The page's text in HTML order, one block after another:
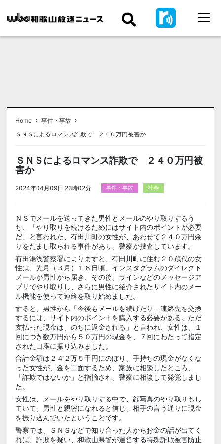
Home › 事件・事故 ›
ＳＮＳによるロマンス詐欺で ２４０万円被害か
ＳＮＳによるロマンス詐欺で ２４０万円被
害か
2024年04月09日 23時02分 事件・事故 社会
ＮＳでメールを送ってきた男性とメールのやり取りするう
ち、「やり取りを続けるためにはサイト内のポイントが必要
だ」と言われた、有田川町の女性が、あわせて２４０万円余
りをだまし取られる事件があり、警察が捜査しています。
有田湯浅警察署によりますと、有田川町に住む２０歳代の女
性は、先月（３月）１８日頃、インスタグラムのダイレクト
メールが男性から届き、その後、ラインなどのメッセージア
プリでやり取りし、さらに男性に紹介されたサイト内のメー
ル機能を使って連絡を取り始めました。
すると、男性から「今後もメールを続けたり、連絡先を交換
するには、サイト内のポイントを購入する必要がある。ただ
支払った現金は、のちに返金される」と言われ、女性は、１
回につき数万円から５０万円の現金を、７回にわたって指定
された口座に振り込みました。
合計金額は２４２万５千円にのぼり、手持ちの現金がなくな
った女性が、金を工面するため、家族に相談したところ、
「詐欺ではないか」と指摘され、警察に相談して発覚しまし
た。
女性は、メールをやり取りする中で、顔写真のやり取りもし
ていて、男性と親密になれると信じ、相手の言う通りに現金
を振り込んでいたということです。
警察では、ＳＮＳなどで知り合った人からお金の話が出てく
れば、詐欺を疑い、和歌山県警が運営する特殊詐欺被害防止